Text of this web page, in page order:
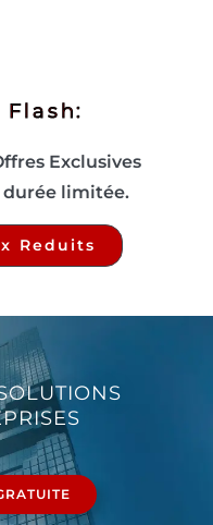
Exclusives
limitée.
Reduits